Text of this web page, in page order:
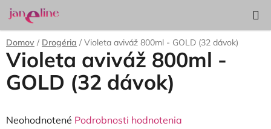
Prejsť
na
obsah
KOŠÍK
Domov / Drogéria / Violeta aviváž 800ml - GOLD (32 dávok)
Violeta aviváž 800ml -
GOLD (32 dávok)
Priemerné
Neohodnotené Podrobnosti hodnotenia